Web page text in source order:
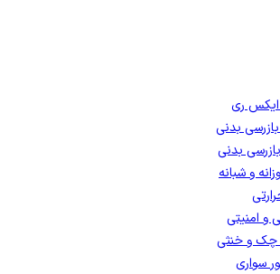
ایکس ری
بدنی
بدنی
و شبانه
و امنیتی
چک و خنثی
سواری